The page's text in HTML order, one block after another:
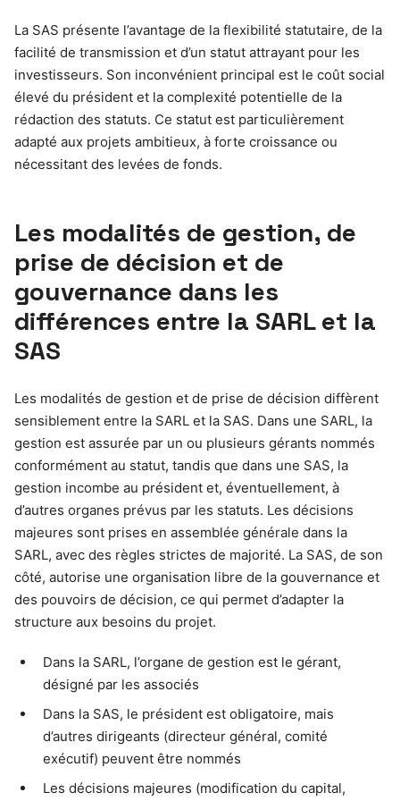
La SAS présente l’avantage de la flexibilité statutaire, de la
facilité de transmission et d’un statut attrayant pour les
investisseurs. Son inconvénient principal est le coût social
élevé du président et la complexité potentielle de la
rédaction des statuts. Ce statut est particulièrement
adapté aux projets ambitieux, à forte croissance ou
nécessitant des levées de fonds.
Les modalités de gestion, de
prise de décision et de
gouvernance dans les
différences entre la SARL et la
SAS
Les modalités de gestion et de prise de décision diffèrent
sensiblement entre la SARL et la SAS. Dans une SARL, la
gestion est assurée par un ou plusieurs gérants nommés
conformément au statut, tandis que dans une SAS, la
gestion incombe au président et, éventuellement, à
d’autres organes prévus par les statuts. Les décisions
majeures sont prises en assemblée générale dans la
SARL, avec des règles strictes de majorité. La SAS, de son
côté, autorise une organisation libre de la gouvernance et
des pouvoirs de décision, ce qui permet d’adapter la
structure aux besoins du projet.
Dans la SARL, l’organe de gestion est le gérant,
désigné par les associés
Dans la SAS, le président est obligatoire, mais
d’autres dirigeants (directeur général, comité
exécutif) peuvent être nommés
Les décisions majeures (modification du capital,